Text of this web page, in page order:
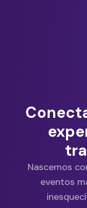
Nascemos
eventos